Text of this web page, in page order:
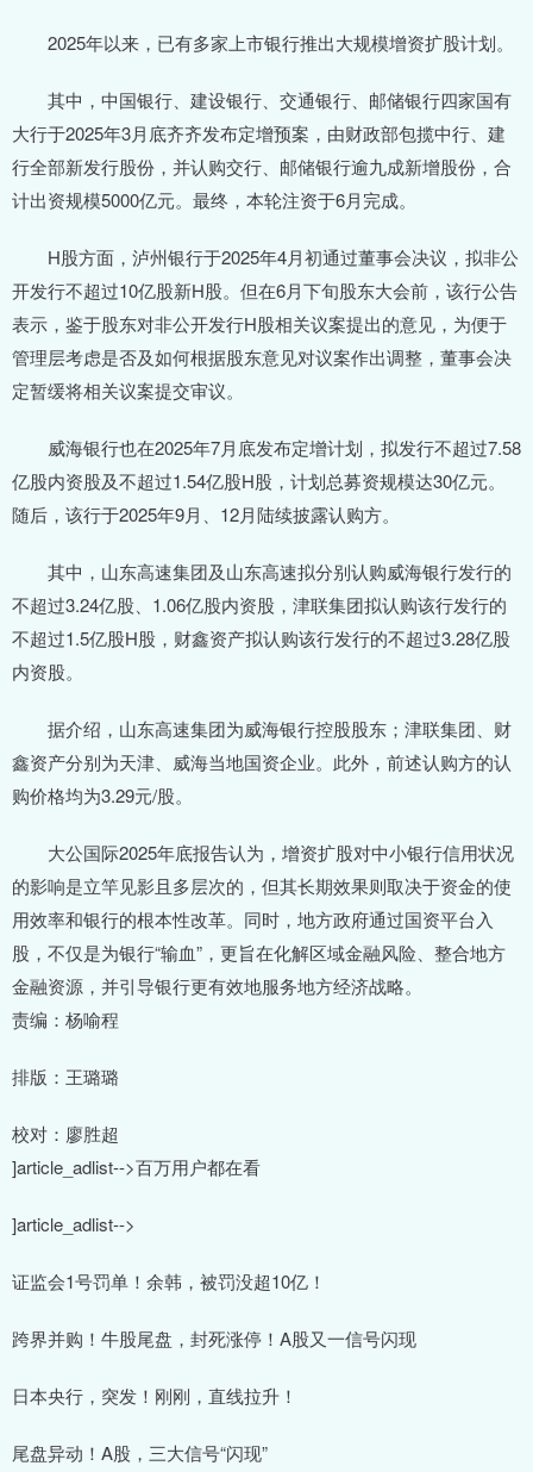
2025年以来，已有多家上市银行推出大规模增资扩股计划。
其中，中国银行、建设银行、交通银行、邮储银行四家国有
大行于2025年3月底齐齐发布定增预案，由财政部包揽中行、建
行全部新发行股份，并认购交行、邮储银行逾九成新增股份，合
计出资规模5000亿元。最终，本轮注资于6月完成。
H股方面，泸州银行于2025年4月初通过董事会决议，拟非公
开发行不超过10亿股新H股。但在6月下旬股东大会前，该行公告
表示，鉴于股东对非公开发行H股相关议案提出的意见，为便于
管理层考虑是否及如何根据股东意见对议案作出调整，董事会决
定暂缓将相关议案提交审议。
威海银行也在2025年7月底发布定增计划，拟发行不超过7.58
亿股内资股及不超过1.54亿股H股，计划总募资规模达30亿元。
随后，该行于2025年9月、12月陆续披露认购方。
其中，山东高速集团及山东高速拟分别认购威海银行发行的
不超过3.24亿股、1.06亿股内资股，津联集团拟认购该行发行的
不超过1.5亿股H股，财鑫资产拟认购该行发行的不超过3.28亿股
内资股。
据介绍，山东高速集团为威海银行控股股东；津联集团、财
鑫资产分别为天津、威海当地国资企业。此外，前述认购方的认
购价格均为3.29元/股。
大公国际2025年底报告认为，增资扩股对中小银行信用状况
的影响是立竿见影且多层次的，但其长期效果则取决于资金的使
用效率和银行的根本性改革。同时，地方政府通过国资平台入
股，不仅是为银行“输血”，更旨在化解区域金融风险、整合地方
金融资源，并引导银行更有效地服务地方经济战略。
责编：杨喻程
排版：王璐璐
校对：廖胜超
]article_adlist-->百万用户都在看
]article_adlist-->
证监会1号罚单！余韩，被罚没超10亿！
跨界并购！牛股尾盘，封死涨停！A股又一信号闪现
日本央行，突发！刚刚，直线拉升！
尾盘异动！A股，三大信号“闪现”